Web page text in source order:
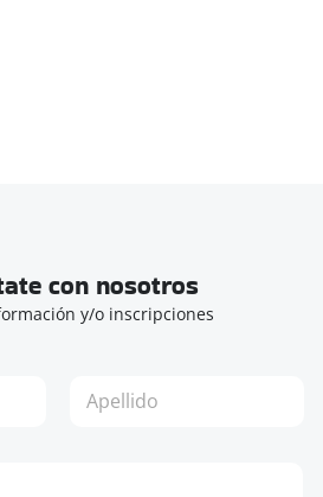
con nosotros
y/o inscripciones